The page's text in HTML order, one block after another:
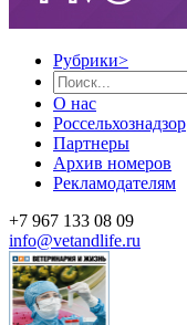
Рубрики>
О нас
Россельхознадзор
Партнеры
Архив номеров
Рекламодателям
+7 967 133 08 09
info@vetandlife.ru